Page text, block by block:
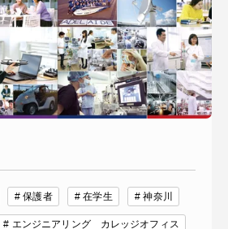
保護者 在学生 神奈川
エンジニアリング カレッジオフィス